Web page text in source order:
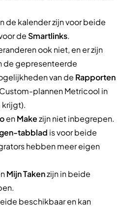
de kalender zijn voor beide
de Smartlinks.
ook niet, en er zijn
de gepresenteerde
van de Rapporten
plannen Metricool in
krijgt).
enMakezijn niet inbegrepen.
tabblad is voor beide
hebben meer eigen
Mijn Takenzijn in beide
beschikbaar en kan